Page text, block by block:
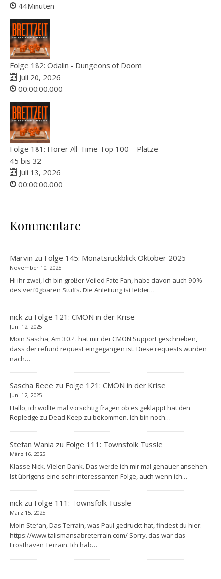
44Minuten
Folge 182: Odalin - Dungeons of Doom
Juli 20, 2026
00:00:00.000
Folge 181: Hörer All-Time Top 100 – Plätze
45 bis 32
Juli 13, 2026
00:00:00.000
Kommentare
Marvin zu Folge 145: Monatsrückblick Oktober 2025
November 10, 2025
Hi ihr zwei, Ich bin großer Veiled Fate Fan, habe davon auch 90%
des verfügbaren Stuffs. Die Anleitung ist leider…
nick zu Folge 121: CMON in der Krise
Juni 12, 2025
Moin Sascha, Am 30.4. hat mir der CMON Support geschrieben,
dass der refund request eingegangen ist. Diese requests würden
nach…
Sascha Beee zu Folge 121: CMON in der Krise
Juni 12, 2025
Hallo, ich wollte mal vorsichtig fragen ob es geklappt hat den
Repledge zu Dead Keep zu bekommen. Ich bin noch…
Stefan Wania zu Folge 111: Townsfolk Tussle
März 16, 2025
Klasse Nick. Vielen Dank. Das werde ich mir mal genauer ansehen.
Ist übrigens eine sehr interessanten Folge, auch wenn ich…
nick zu Folge 111: Townsfolk Tussle
März 15, 2025
Moin Stefan, Das Terrain, was Paul gedruckt hat, findest du hier:
https://www.talismansabreterrain.com/ Sorry, das war das
Frosthaven Terrain. Ich hab…